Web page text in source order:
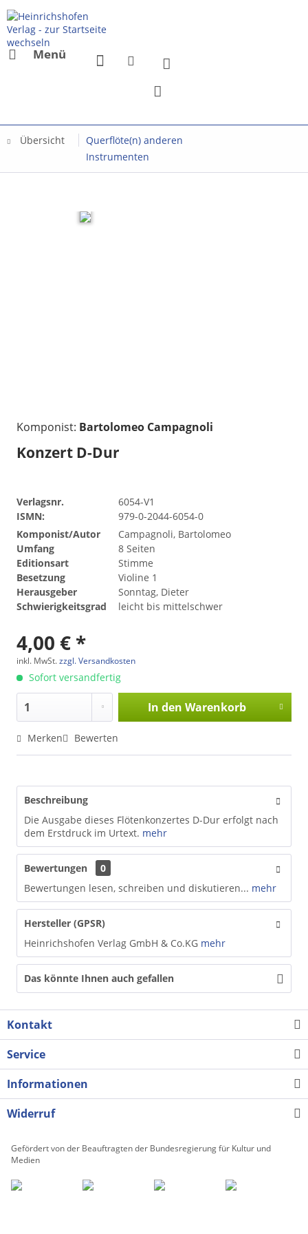
Menü
Übersicht
Querflöte(n) anderen
Instrumenten
Komponist: Bartolomeo Campagnoli
Konzert D-Dur
Verlagsnr.
6054-V1
ISMN:
979-0-2044-6054-0
Komponist/Autor
Campagnoli, Bartolomeo
Umfang
8 Seiten
Editionsart
Stimme
Besetzung
Violine 1
Herausgeber
Sonntag, Dieter
Schwierigkeitsgrad
leicht bis mittelschwer
4,00 € *
inkl. MwSt.zzgl. Versandkosten
Sofort versandfertig
In den Warenkorb
Merken Bewerten
Beschreibung
Die Ausgabe dieses Flötenkonzertes D-Dur erfolgt nach
dem Erstdruck im Urtext. mehr
Bewertungen
0
Bewertungen lesen, schreiben und diskutieren... mehr
Hersteller (GPSR)
Heinrichshofen Verlag GmbH & Co.KG mehr
Das könnte Ihnen auch gefallen
Kontakt
Service
Informationen
Widerruf
Gefördert von der Beauftragten der Bundesregierung für Kultur und
Medien